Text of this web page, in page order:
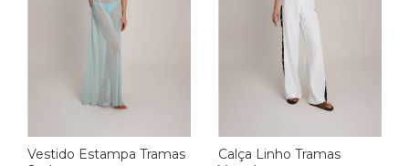
Vestido Estampa Tramas
Calça Linho Tramas